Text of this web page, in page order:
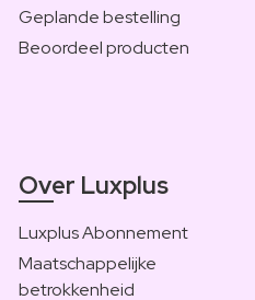
Geplande bestelling
Beoordeel producten
Over Luxplus
Luxplus Abonnement
Maatschappelijke
betrokkenheid